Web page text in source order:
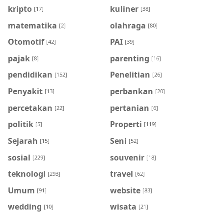
kripto [17] kuliner [38]
matematika [2] olahraga [80]
Otomotif [42] PAI [39]
pajak [8] parenting [16]
pendidikan [152] Penelitian [26]
Penyakit [13] perbankan [20]
percetakan [22] pertanian [6]
politik [5] Properti [119]
Sejarah [15] Seni [52]
sosial [229] souvenir [18]
teknologi [293] travel [62]
Umum [91] website [83]
wedding [10] wisata [21]